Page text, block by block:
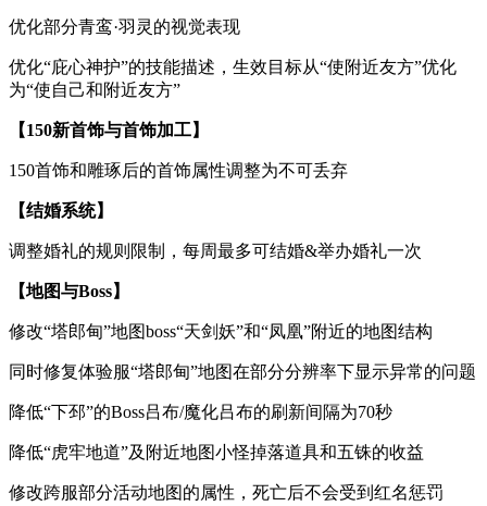
优化部分青鸾·羽灵的视觉表现
优化“庇心神护”的技能描述，生效目标从“使附近友方”优化
为“使自己和附近友方”
【150新首饰与首饰加工】
150首饰和雕琢后的首饰属性调整为不可丢弃
【结婚系统】
调整婚礼的规则限制，每周最多可结婚&举办婚礼一次
【地图与Boss】
修改“塔郎甸”地图boss“天剑妖”和“凤凰”附近的地图结构
同时修复体验服“塔郎甸”地图在部分分辨率下显示异常的问题
降低“下邳”的Boss吕布/魔化吕布的刷新间隔为70秒
降低“虎牢地道”及附近地图小怪掉落道具和五铢的收益
修改跨服部分活动地图的属性，死亡后不会受到红名惩罚